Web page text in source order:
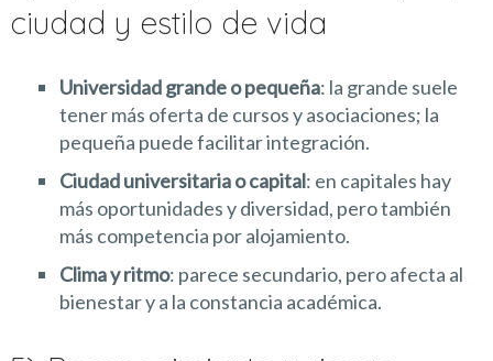
ciudad y estilo de vida
Universidad grande o pequeña: la grande suele
tener más oferta de cursos y asociaciones; la
pequeña puede facilitar integración.
Ciudad universitaria o capital: en capitales hay
más oportunidades y diversidad, pero también
más competencia por alojamiento.
Clima y ritmo: parece secundario, pero afecta al
bienestar y a la constancia académica.